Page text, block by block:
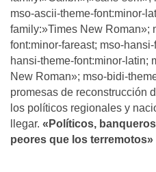
mso-ascii-theme-font:minor-
family:»Times New Roman»;
font:minor-fareast; mso-
hansi-theme-font:minor-latin;
New Roman»; mso-bidi-
promesas de reconstrucción
los políticos regionales y
llegar. «Políticos,
peores que los terremotos»